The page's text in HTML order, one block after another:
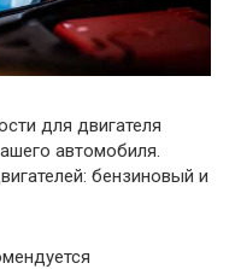
для двигателя
автомобиля.
бензиновый и